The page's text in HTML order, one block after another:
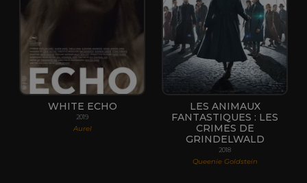
WHITE ECHO
2019
Aurel
LES ANIMAUX
FANTASTIQUES : LES
CRIMES DE
GRINDELWALD
2018
Queenie Goldstein